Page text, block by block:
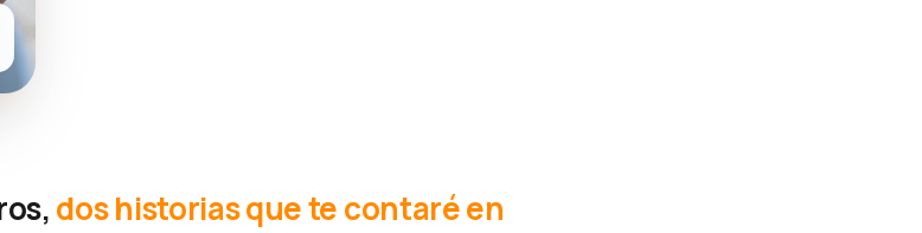
dos historias que te contaré en